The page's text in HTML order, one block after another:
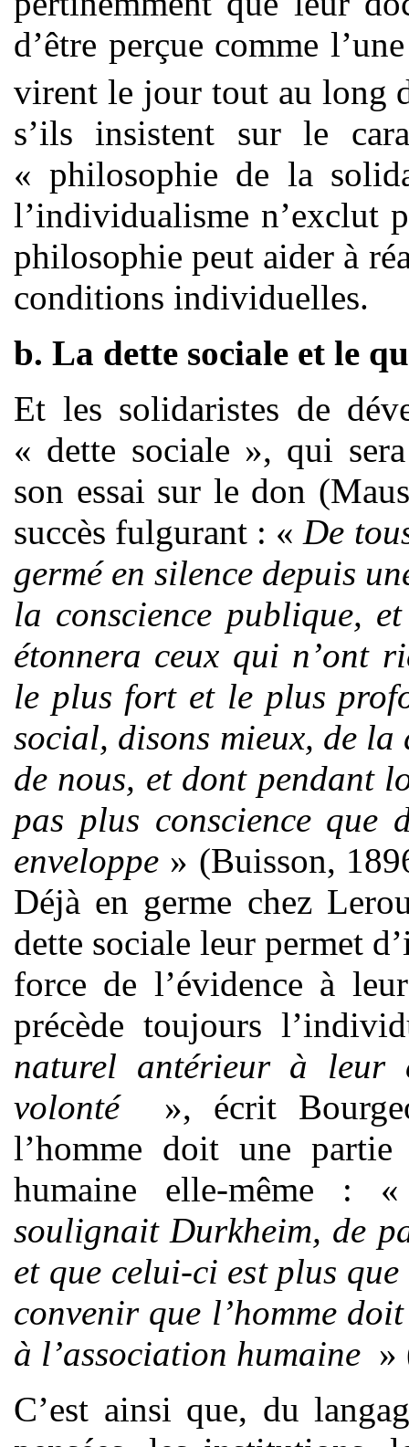
d’être perçue comme
virent le jour tout au long
s’ils insistent sur le
« philosophie de la
l’individualisme n’exclut
philosophie peut aider à
conditions individuelles.
b. La dette sociale et le
Et les solidaristes de
« dette sociale », qui
son essai sur le don
succès fulgurant : « De
germé en silence depuis
la conscience publique,
étonnera ceux qui n’ont
le plus fort et le plus
social, disons mieux, de la
de nous, et dont pendant
pas plus conscience
enveloppe » (Buisson,
Déjà en germe chez
dette sociale leur permet
force de l’évidence à
précède toujours
naturel antérieur à leur
volonté
», écrit
l’homme doit une
humaine elle-même :
soulignait Durkheim, de
et que celui-ci est plus
convenir que l’homme
à l’association humaine »
C’est ainsi que, du